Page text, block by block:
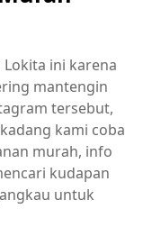
ini karena
mantengin
tersebut,
kami coba
murah, info
kudapan
untuk